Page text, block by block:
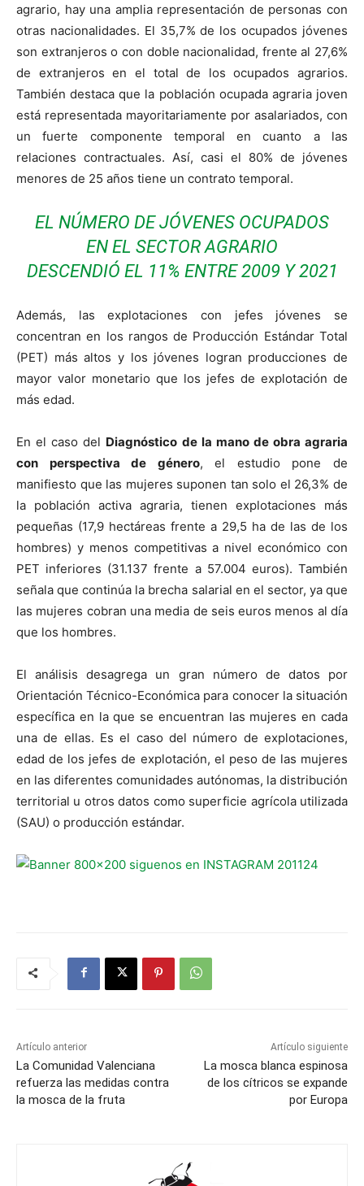
agrario, hay una amplia representación de personas con
otras nacionalidades. El 35,7% de los ocupados jóvenes
son extranjeros o con doble nacionalidad, frente al 27,6%
de extranjeros en el total de los ocupados agrarios.
También destaca que la población ocupada agraria joven
está representada mayoritariamente por asalariados, con
un fuerte componente temporal en cuanto a las
relaciones contractuales. Así, casi el 80% de jóvenes
menores de 25 años tiene un contrato temporal.
EL NÚMERO DE JÓVENES OCUPADOS
EN EL SECTOR AGRARIO
DESCENDIÓ EL 11% ENTRE 2009 Y 2021
Además, las explotaciones con jefes jóvenes se
concentran en los rangos de Producción Estándar Total
(PET) más altos y los jóvenes logran producciones de
mayor valor monetario que los jefes de explotación de
más edad.
En el caso del Diagnóstico de la mano de obra agraria
con perspectiva de género, el estudio pone de
manifiesto que las mujeres suponen tan solo el 26,3% de
la población activa agraria, tienen explotaciones más
pequeñas (17,9 hectáreas frente a 29,5 ha de las de los
hombres) y menos competitivas a nivel económico con
PET inferiores (31.137 frente a 57.004 euros). También
señala que continúa la brecha salarial en el sector, ya que
las mujeres cobran una media de seis euros menos al día
que los hombres.
El análisis desagrega un gran número de datos por
Orientación Técnico-Económica para conocer la situación
específica en la que se encuentran las mujeres en cada
una de ellas. Es el caso del número de explotaciones,
edad de los jefes de explotación, el peso de las mujeres
en las diferentes comunidades autónomas, la distribución
territorial u otros datos como superficie agrícola utilizada
(SAU) o producción estándar.
Artículo anterior
La Comunidad Valenciana
refuerza las medidas contra
la mosca de la fruta
Artículo siguiente
La mosca blanca espinosa
de los cítricos se expande
por Europa